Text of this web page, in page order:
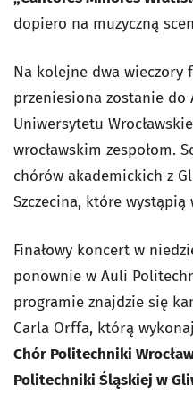
dopiero na muzyczną
Na kolejne dwa wieczory
przeniesiona zostanie do
Uniwersytetu
wrocławskim zespołom.
chórów akademickich z
Szczecina, które wystąpią
Finałowy koncert w
ponownie w Auli
programie znajdzie się
Carla Orffa, którą
Chór Politechniki
Politechniki Śląskiej w